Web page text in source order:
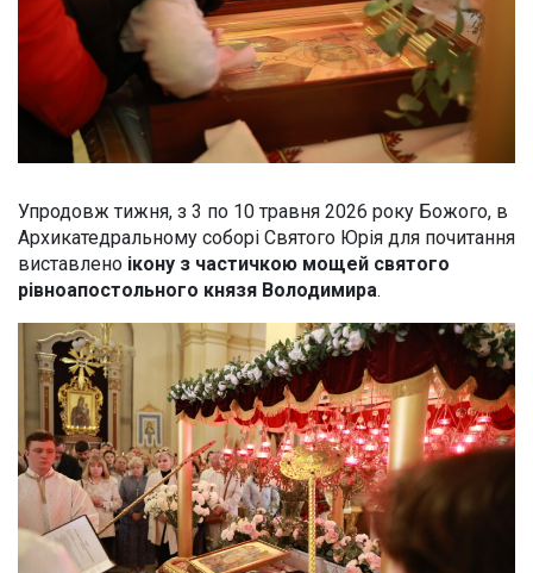
Упродовж тижня, з 3 по 10 травня 2026 року Божого, в
Архикатедральному соборі Святого Юрія для почитання
виставлено ікону з частичкою мощей святого
рівноапостольного князя Володимира.